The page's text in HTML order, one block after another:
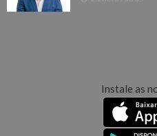
Instale as